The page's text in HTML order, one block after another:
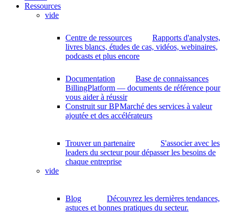
Ressources
vide
Centre de ressources
Rapports d'analystes,
livres blancs, études de cas, vidéos, webinaires,
podcasts et plus encore
Documentation
Base de connaissances
BillingPlatform — documents de référence pour
vous aider à réussir
Construit sur BPMarché des services à valeur
ajoutée et des accélérateurs
Trouver un partenaire
S'associer avec les
leaders du secteur pour dépasser les besoins de
chaque entreprise
vide
Blog
Découvrez les dernières tendances,
astuces et bonnes pratiques du secteur.